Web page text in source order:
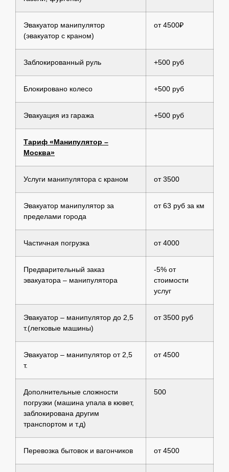
Эвакуатор манипулятор
(эвакуатор с краном)
от 4500₽
Заблокированный руль +500 руб
Блокировано колесо +500 руб
Эвакуация из гаража +500 руб
Тариф «Манипулятор –
Москва»
Услуги манипулятора с краном от 3500
Эвакуатор манипулятор за
пределами города
от 63 руб за км
Частичная погрузка от 4000
Предварительный заказ
эвакуатора – манипулятора
-5% от
стоимости
услуг
Эвакуатор – манипулятор до 2,5
т.(легковые машины)
от 3500 руб
Эвакуатор – манипулятор от 2,5
т.
от 4500
Дополнительные сложности
погрузки (машина упала в кювет,
заблокирована другим
транспортом и т.д)
500
Перевозка бытовок и вагончиков от 4500